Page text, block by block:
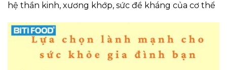
hệ thần kinh, xương khớp, sức đề kháng của cơ thể